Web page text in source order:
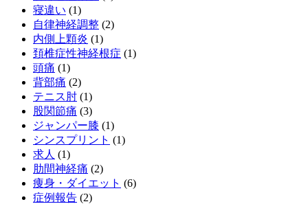
寝違い (1)
自律神経調整 (2)
内側上顆炎 (1)
頚椎症性神経根症 (1)
頭痛 (1)
背部痛 (2)
テニス肘 (1)
股関節痛 (3)
ジャンパー膝 (1)
シンスプリント (1)
求人 (1)
肋間神経痛 (2)
痩身・ダイエット (6)
症例報告 (2)